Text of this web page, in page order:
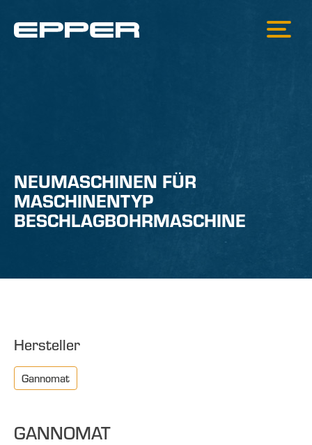
NEUMASCHINEN FÜR
MASCHINENTYP
BESCHLAGBOHRMASCHINE
Hersteller
Gannomat
GANNOMAT